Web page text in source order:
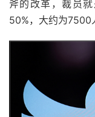
斧的改革，裁员
50%，大约为7500